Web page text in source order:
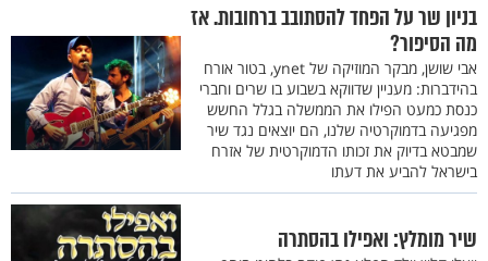
בניון שר על הפחד להסתובב ברחובות. אז
מה הסיפור?
אבי שושן, מבקר המוזיקה של ynet, בטור אורח
בהידברות: מעניין שדווקא בשבוע בו שרים וחברי
כנסת כמעט הפילו את הממשלה בגלל החשש
מפגיעה בדמוקרטיה שלנו, הם יוצאים נגד שיר
שמבטא בדיוק את זכותו הדמוקרטית של אזרח
בישראל להביע את דעתו
שיר מומלץ: ואפילו בהסתרה